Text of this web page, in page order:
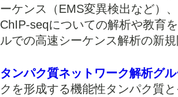
ーケンス（EMS変異検出など）
ChIP-seqについての解析や教育
ルでの高速シーケンス解析の新
タンパク質ネットワーク解析グ
クを形成する機能性タンパク質